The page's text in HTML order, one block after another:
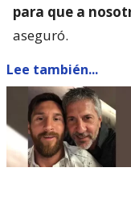
para que a
aseguró.
Lee también...